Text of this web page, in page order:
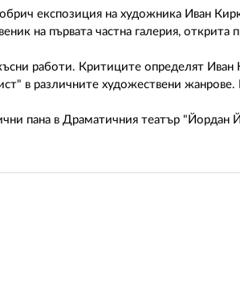
експозиция на художника Иван
на първата частна галерия, открита
работи. Критиците определят Иван
в различните художествени
пана в Драматичния театър "Йордан